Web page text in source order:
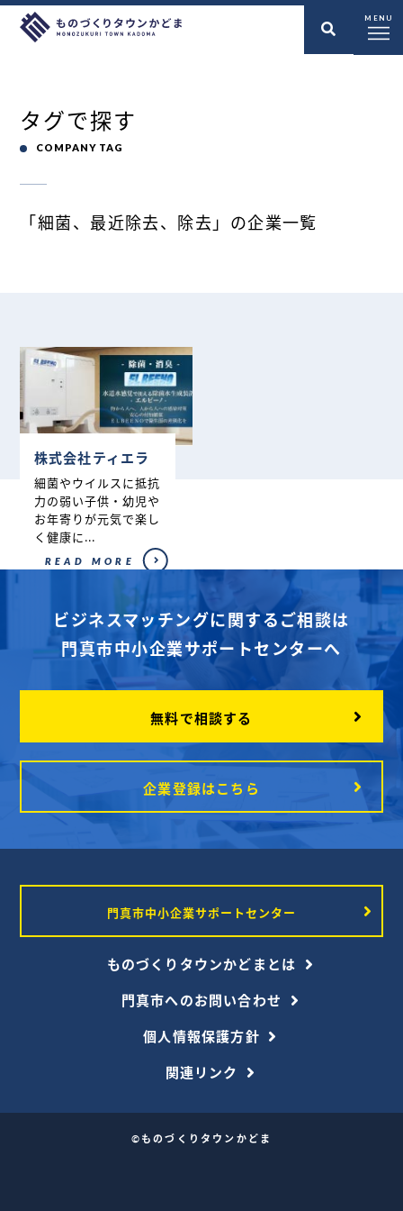
MENU
タグで探す
COMPANY TAG
「細菌、最近除去、除去」の企業一覧
株式会社ティエラ
細菌やウイルスに抵抗
力の弱い子供・幼児や
お年寄りが元気で楽し
く健康に...
READ MORE
ビジネスマッチングに関するご相談は
門真市中小企業サポートセンターへ
無料で相談する
企業登録はこちら
門真市中小企業サポートセンター
ものづくりタウンかどまとは
門真市へのお問い合わせ
個人情報保護方針
関連リンク
©ものづくりタウンかどま